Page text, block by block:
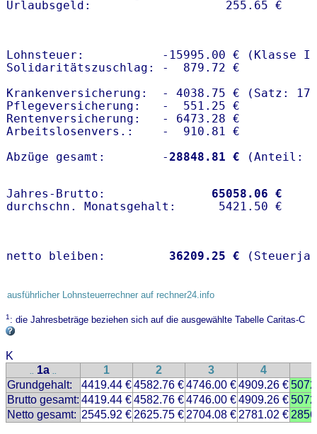
Lohnsteuer:           -15995.00 € (Klasse I)
Solidaritätszuschlag: -  879.72 €
Krankenversicherung:  - 4038.75 € (Satz:
Pflegeversicherung:   -  551.25 €
Rentenversicherung:   - 6473.28 €
Arbeitslosenvers.:    -  910.81 €
Abzüge gesamt:        -28848.81 €
Jahres-Brutto: 65058.06 €
netto bleiben: 36209.25 €
ausführlicher Lohnsteuerrechner auf rechner24.info
1: die Jahresbeträge beziehen sich auf die ausgewählte Tabelle Caritas-C
K
.. 1a .. 1 2 3 4
Grundgehalt:
4419.44 €4582.76 €4746.00 €4909.26 €
Brutto gesamt: 4419.44 €4582.76 €4746.00 €4909.26 €
Netto gesamt: 2545.92 € 2625.75 € 2704.08 € 2781.02 €